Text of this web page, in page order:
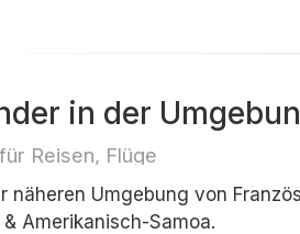
in der
Reisen, Flüge
näheren Umgebung von
& Amerikanisch-Samoa.